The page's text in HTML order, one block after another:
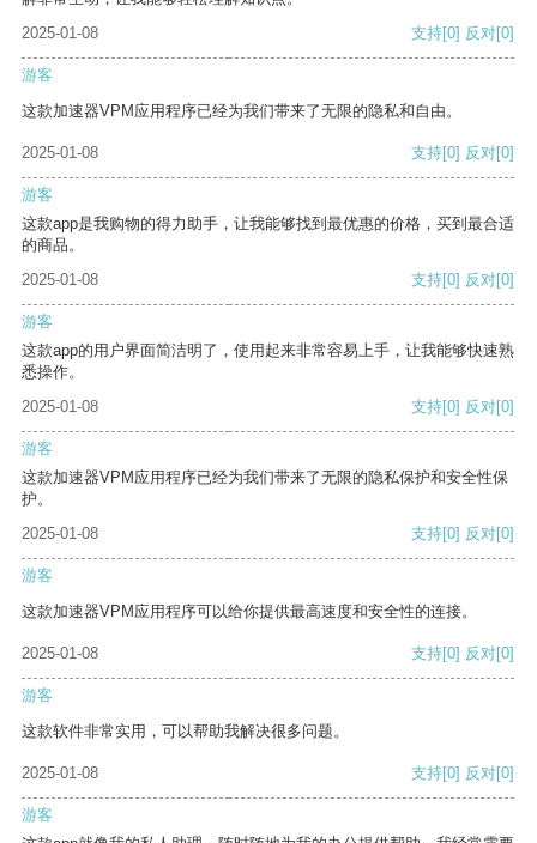
2025-01-08
支持[0] 反对[0]
游客
这款加速器VPM应用程序已经为我们带来了无限的隐私和自由。
2025-01-08 支持[0] 反对[0]
游客
这款app是我购物的得力助手，让我能够找到最优惠的价格，买到最合适
的商品。
2025-01-08
支持[0] 反对[0]
游客
这款app的用户界面简洁明了，使用起来非常容易上手，让我能够快速熟
悉操作。
2025-01-08
支持[0] 反对[0]
游客
这款加速器VPM应用程序已经为我们带来了无限的隐私保护和安全性保
护。
2025-01-08
支持[0] 反对[0]
游客
这款加速器VPM应用程序可以给你提供最高速度和安全性的连接。
2025-01-08 支持[0] 反对[0]
游客
这款软件非常实用，可以帮助我解决很多问题。
2025-01-08 支持[0] 反对[0]
游客